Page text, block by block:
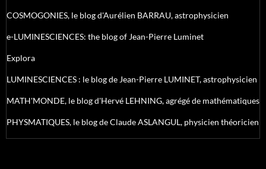
COSMOGONIES, le blog d'Aurélien BARRAU, astrophysicien
e-LUMINESCIENCES: the blog of Jean-Pierre Luminet
Explora
LUMINESCIENCES : le blog de Jean-Pierre LUMINET, astrophysicien
MATH'MONDE, le blog d'Hervé LEHNING, agrégé de mathématiques
PHYSMATIQUES, le blog de Claude ASLANGUL, physicien théoricien